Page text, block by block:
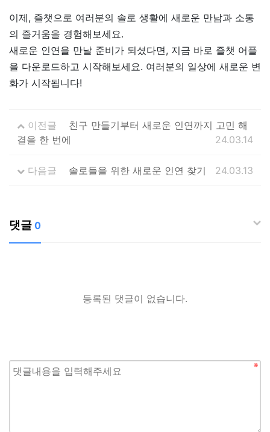
이제, 즐챗으로 여러분의 솔로 생활에 새로운 만남과 소통
의 즐거움을 경험해보세요.
새로운 인연을 만날 준비가 되셨다면, 지금 바로 즐챗 어플
을 다운로드하고 시작해보세요. 여러분의 일상에 새로운 변
화가 시작됩니다!
이전글
친구 만들기부터 새로운 인연까지 고민 해
결을 한 번에
24.03.14
다음글 솔로들을 위한 새로운 인연 찾기 24.03.13
댓글 0
등록된 댓글이 없습니다.